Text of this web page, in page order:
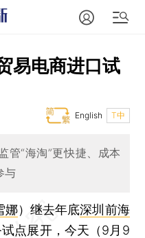
易电商进口试
T中
English
管“海淘”更快捷、成本
与
娜） 继去年底深圳前海
点展开，今天（9月9